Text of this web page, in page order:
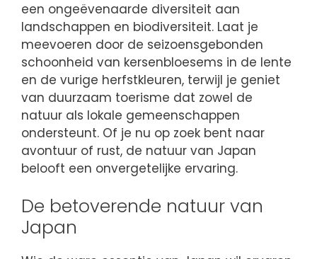
een ongeëvenaarde diversiteit aan
landschappen en biodiversiteit. Laat je
meevoeren door de seizoensgebonden
schoonheid van kersenbloesems in de lente
en de vurige herfstkleuren, terwijl je geniet
van duurzaam toerisme dat zowel de
natuur als lokale gemeenschappen
ondersteunt. Of je nu op zoek bent naar
avontuur of rust, de natuur van Japan
belooft een onvergetelijke ervaring.
De betoverende natuur van
Japan